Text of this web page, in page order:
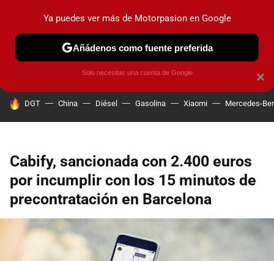
PRUEBAS COCHES ELÉCTRICOS OBSERVATORIO
HOY SE HABLA DE
DGT China Diésel Gasolina Xiaomi Mercedes-
Cabify, sancionada con 2.400 euros
por incumplir con los 15 minutos de
precontratación en Barcelona
×
Ya puedes ver más de Motorpasion en Google
Añádenos como fuente preferida
Solo necesitas una cuenta de Google